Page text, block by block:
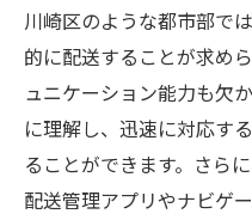
川崎区のような都市部で
的に配送することが求め
ュニケーション能力も欠
に理解し、迅速に対応す
ることができます。さら
配送管理アプリやナビゲ